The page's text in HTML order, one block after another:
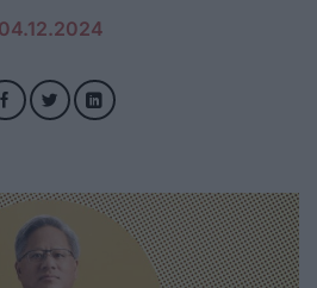
04.12.2024